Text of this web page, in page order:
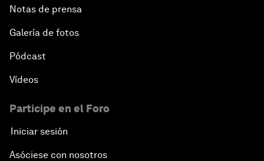
Notas de prensa
Galería de fotos
Pódcast
Vídeos
Participe en el Foro
Iniciar sesión
Asóciese con nosotros